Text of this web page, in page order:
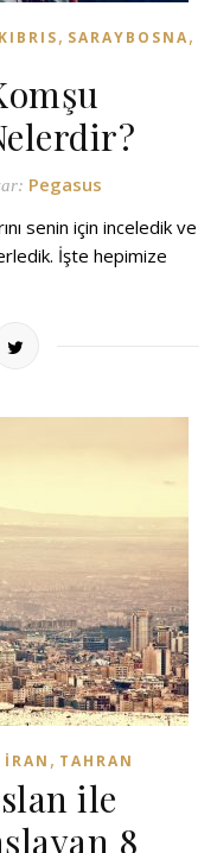
KIBRIS, SARAYBOSNA,
Pegasus
senin için inceledik ve
İşte hepimize
İRAN , TAHRAN
ile
8